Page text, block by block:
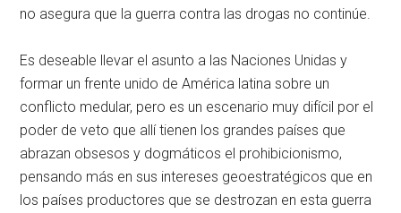
no asegura que la guerra contra las drogas no continúe.
Es deseable llevar el asunto a las Naciones Unidas y
formar un frente unido de América latina sobre un
conflicto medular, pero es un escenario muy difícil por el
poder de veto que allí tienen los grandes países que
abrazan obsesos y dogmáticos el prohibicionismo,
pensando más en sus intereses geoestratégicos que en
los países productores que se destrozan en esta guerra